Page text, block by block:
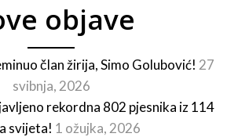
objave
član žirija, Simo Golubović! 27
svibnja, 2026
rekordna 802 pjesnika iz 114
svijeta! 1 ožujka, 2026